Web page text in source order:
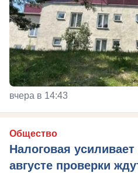
вчера в 14:43
Общество
Налоговая
августе проверки